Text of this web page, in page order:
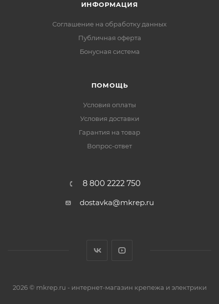
ИНФОРМАЦИЯ
Соглашение на обработку данных
Публичная оферта
Бонусная система
ПОМОЩЬ
Условия оплаты
Условия доставки
Гарантия на товар
Вопрос-ответ
8 800 2222 750
dostavka@mkrep.ru
2026 © mkrep.ru - интернет-магазин крепежа и электрики